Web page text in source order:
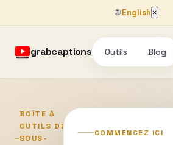
🌐English ×
grabcaptions Outils Blog
BOÎTE À
OUTILS DE
SOUS-
COMMENCEZ ICI